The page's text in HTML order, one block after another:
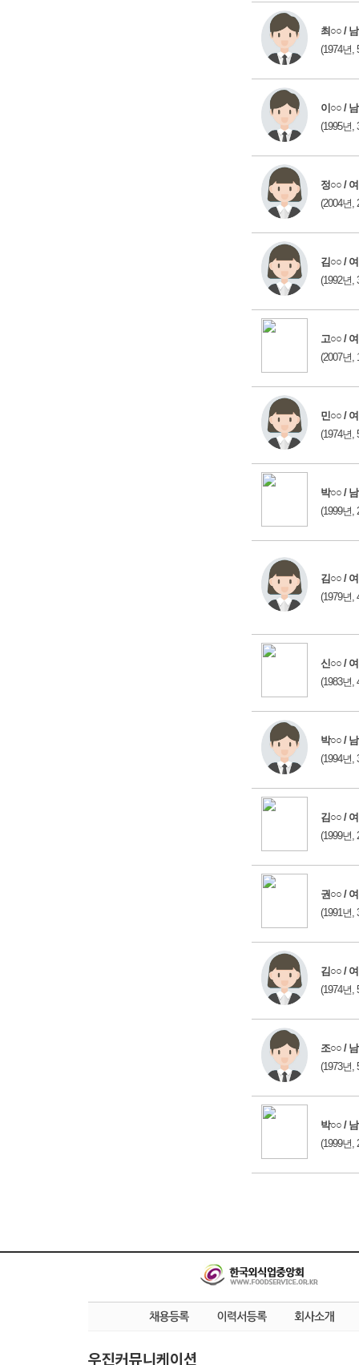
최○○ / 남
(1974년,
이○○ / 남
(1995년,
정○○ / 여
(2004년,
김○○ / 여
(1992년,
고○○ / 여
(2007년,
민○○ / 여
(1974년,
박○○ / 남
(1999년,
김○○ / 여
(1979년,
신○○ / 여
(1983년,
박○○ / 남
(1994년,
김○○ / 여
(1999년,
권○○ / 여
(1991년,
김○○ / 여
(1974년,
조○○ / 남
(1973년,
박○○ / 남
(1999년,
우진커뮤니케이션